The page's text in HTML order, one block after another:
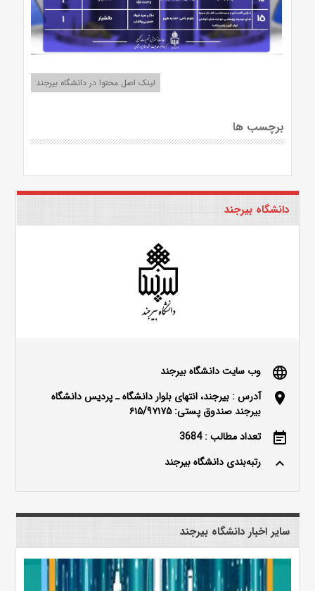
لینک اصل محتوا در دانشگاه بیرجند
برچسب ها
دانشگاه بیرجند
language وب سایت دانشگاه بیرجند
location_on
آدرس : بیرجند، انتهای بلوار دانشگاه ـ پردیس دانشگاه
بیرجند صندوق پستی: ۶۱۵/۹۷۱۷۵
event_note تعداد مطالب : 3684
keyboard_arrow_up رتبه‌بندی دانشگاه بیرجند
سایر اخبار دانشگاه بیرجند